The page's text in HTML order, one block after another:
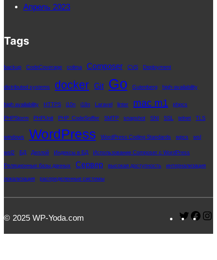
Апрель 2023
Tags
backup CodeCoverage colima Composer CVS Deployment
distributed systems docker Git Go Gutenberg high-availability
high availability HTTPS i10n i18n Laravel linter mac m1 phpcs
PHPStorm PHPUnit PHP_CodeSniffer SMTP snapshot SNI SSL telnet TLS
windows WordPress WordPress Coding Standards wpcs wsl
wsl2 БД Деплой Индексы в БД Использование Composer с WordPress
Реляционные базы данных Сервер высокая доступность интернализация
локализация распределенные системы
© 2025 WP-Yoda.com Twitter